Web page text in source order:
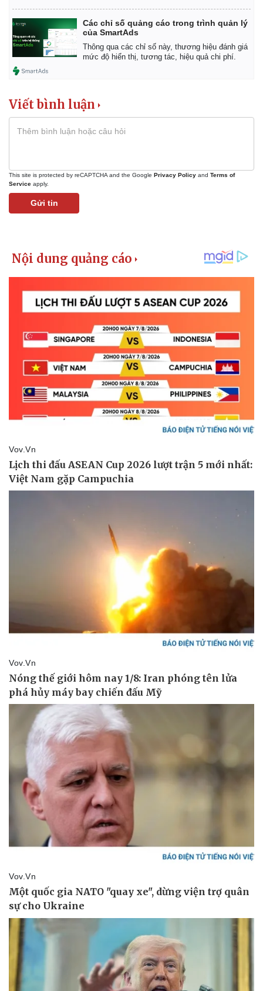
Bất động sản
Thị trường
Giá vàng
Tiêu dùng
Giá cà phê
Các chỉ số quảng cáo trong trình quản lý
của SmartAds
Thông qua các chỉ số này, thương hiệu đánh giá
mức độ hiển thị, tương tác, hiệu quả chi phí.
Viết bình luận
This site is protected by reCAPTCHA and the Google Privacy Policy and Terms of
Service apply.
Gửi tin